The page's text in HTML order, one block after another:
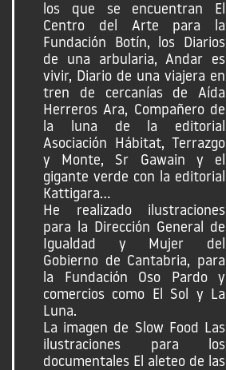
los que se encuentran El
Centro del Arte para la
Fundación Botín, los Diarios
de una arbularia, Andar es
vivir, Diario de una viajera en
tren de cercanías de Aída
Herreros Ara, Compañero de
la luna de la editorial
Asociación Hábitat, Terrazgo
y Monte, Sr Gawain y el
gigante verde con la editorial
Kattigara...
He realizado ilustraciones
para la Dirección General de
Igualdad y Mujer del
Gobierno de Cantabria, para
la Fundación Oso Pardo y
comercios como El Sol y La
Luna.
La imagen de Slow Food Las
ilustraciones para los
documentales El aleteo de las